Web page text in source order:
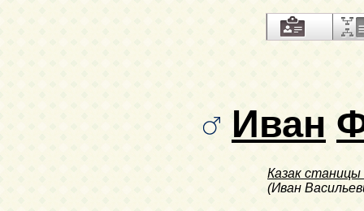
Иван
Казак станицы
(Иван